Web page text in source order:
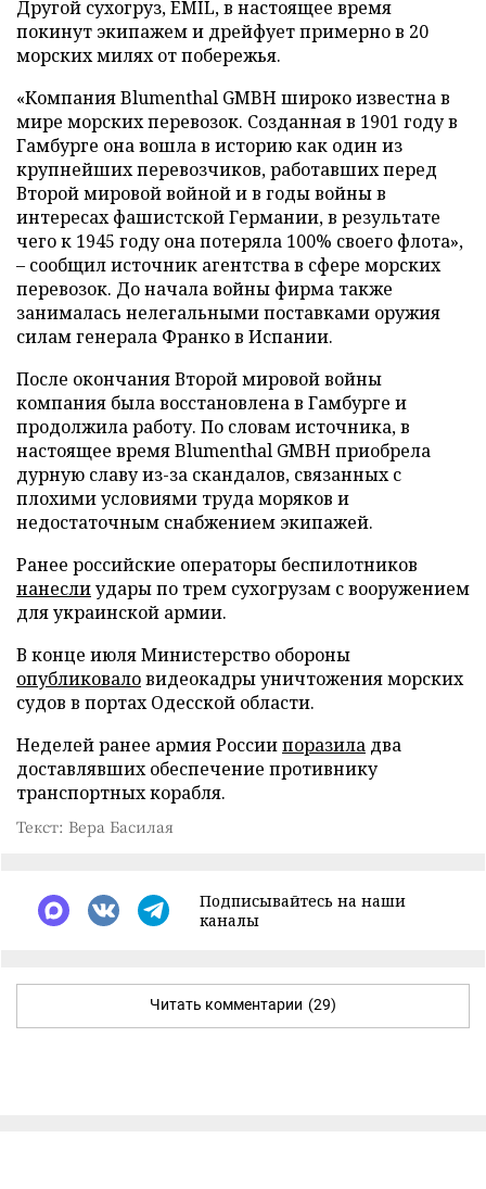
Другой сухогруз, EMIL, в настоящее время
покинут экипажем и дрейфует примерно в 20
морских милях от побережья.
«Компания Blumenthal GMBH широко известна в
мире морских перевозок. Созданная в 1901 году в
Гамбурге она вошла в историю как один из
крупнейших перевозчиков, работавших перед
Второй мировой войной и в годы войны в
интересах фашистской Германии, в результате
чего к 1945 году она потеряла 100% своего флота»,
– сообщил источник агентства в сфере морских
перевозок. До начала войны фирма также
занималась нелегальными поставками оружия
силам генерала Франко в Испании.
После окончания Второй мировой войны
компания была восстановлена в Гамбурге и
продолжила работу. По словам источника, в
настоящее время Blumenthal GMBH приобрела
дурную славу из-за скандалов, связанных с
плохими условиями труда моряков и
недостаточным снабжением экипажей.
Ранее российские операторы беспилотников
нанеслиудары по трем сухогрузам с вооружением
для украинской армии.
В конце июля Министерство обороны
опубликоваловидеокадры уничтожения морских
судов в портах Одесской области.
Неделей ранее армия Россиипоразила два
доставлявших обеспечение противнику
транспортных корабля.
Текст: Вера Басилая
Подписывайтесь на наши
каналы
Читать комментарии (29)